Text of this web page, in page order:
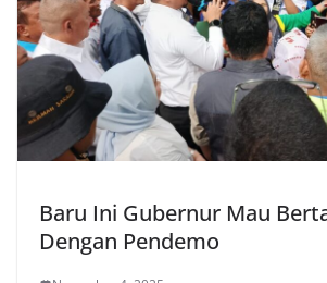
Baru Ini Gubernur Mau
Dengan Pendemo